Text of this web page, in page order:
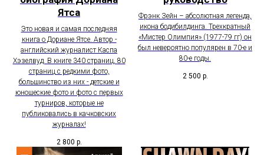
Ятса
Это новая и самая последняя
книга о Дориане Ятсе. Автор -
английский журналист Каспа
Хэзелвуд. В книге 340 страниц, 80
страниц с редкими фото,
большинство из них - детские и
юношеские фото и фото с первых
турниров, которые не
публиковались в качковских
журналах!
2 800 р.
Фрэнк Зейн – абсолютная легенда,
икона бодибилдинга. Трехкратный
«Мистер Олимпия» (1977-79 гг) он
был невероятно популярен в 70-е и
80-е годы.
2 500 р.